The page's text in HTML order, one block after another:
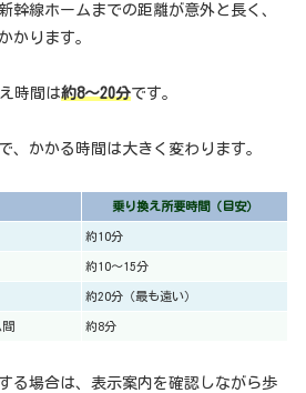
幹線ホームまでの距離が意外と長く、
かります。
時間は約8〜20分です。
、かかる時間は大きく変わります。
乗り換え所要時間（目安）
約10分
約10〜15分
約20分（最も遠い）
間 約8分
る場合は、表示案内を確認しながら歩